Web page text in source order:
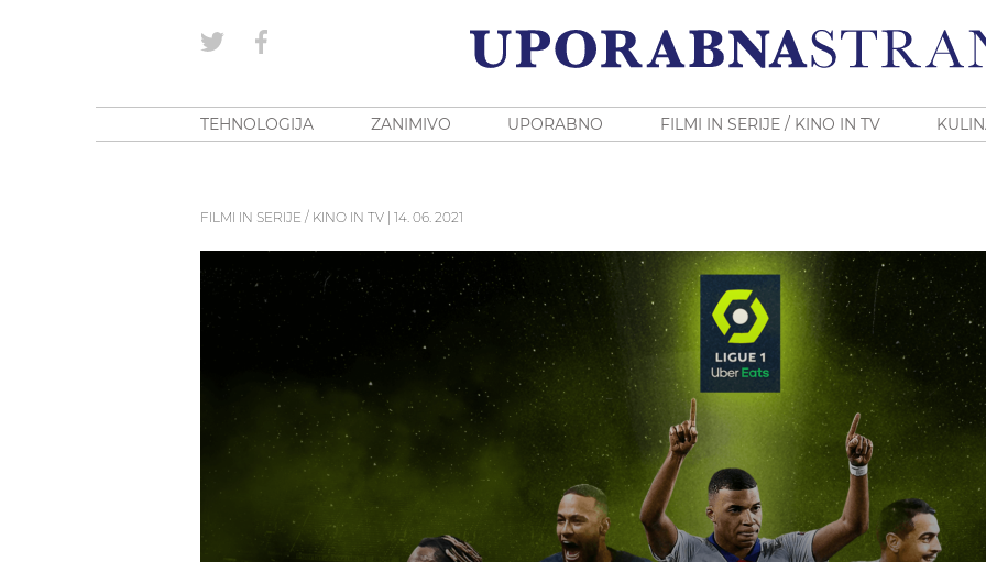
TEHNOLOGIJA ZANIMIVO UPORABNO FILMI IN SERIJE / KINO IN TV
FILMI IN SERIJE / KINO IN TV 14. 06. 2021